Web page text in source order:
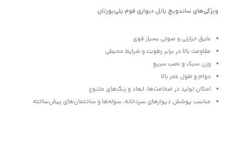
ویژگی‌های ساندویچ پانل دیواری فوم پلی‌یورتان
عایق حرارتی و صوتی بسیار قوی
مقاومت بالا در برابر رطوبت و شرایط محیطی
وزن سبک و نصب سریع
دوام و طول عمر بالا
امکان تولید در ضخامت‌ها، ابعاد و رنگ‌های متنوع
مناسب پوشش دیوارهای سردخانه، سوله‌ها و ساختمان‌های پیش‌ساخته